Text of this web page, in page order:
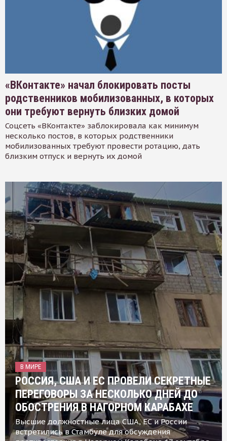
«ВКонтакте» начал блокировать посты
родственников мобилизованных, в которых
они требуют вернуть близких домой
Соцсеть «ВКонтакте» заблокировала как минимум
несколько постов, в которых родственники
мобилизованных требуют провести ротацию, дать
близким отпуск и вернуть их домой
В МИРЕ
РОССИЯ, США И ЕС ПРОВЕЛИ СЕКРЕТНЫЕ
ПЕРЕГОВОРЫ ЗА НЕСКОЛЬКО ДНЕЙ ДО
ОБОСТРЕНИЯ В НАГОРНОМ КАРАБАХЕ
Высшие должностные лица США, ЕС и России
встретились в Стамбуле для обсуждения